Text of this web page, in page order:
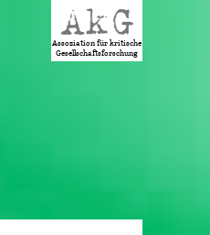
Assoziation für kritische
Gesellschaftsforschung